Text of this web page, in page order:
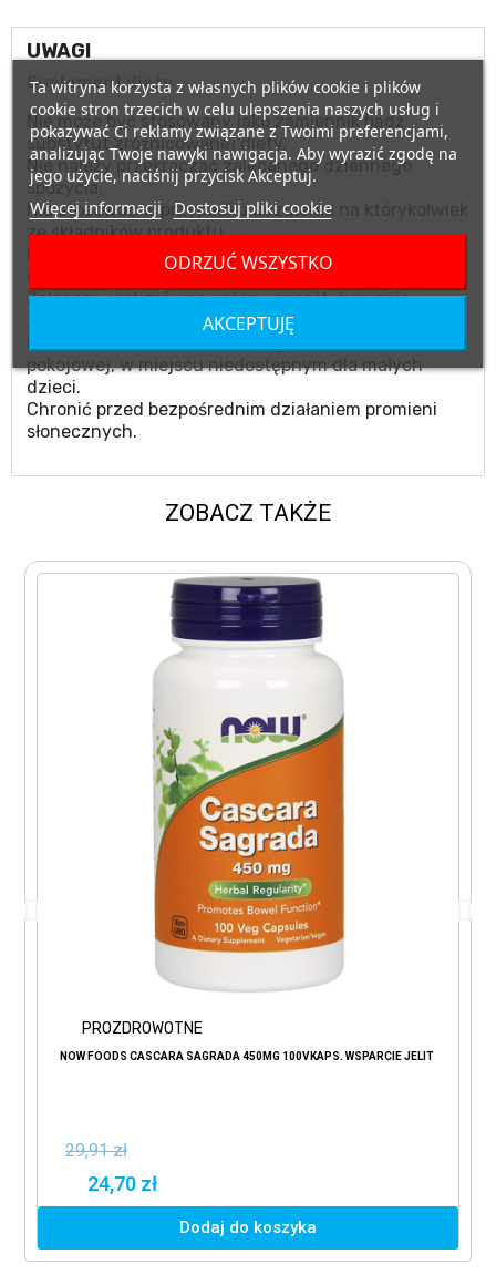
UWAGI
Suplement diety.
Nie może być stosowany jako zamiennik bądź
substytut zróżnicowanej diety.
Nie należy przekraczać zalecanego dziennego
spożycia.
Nie stosować w przypadku uczulenia na którykolwiek
ze składników produktu.
Produktu nie należy podawać matkom karmiącym
Zalecany jest zrównoważony sposób żywienia i
pokojowej, w miejscu niedostępnym dla małych
dzieci.
Chronić przed bezpośrednim działaniem promieni
słonecznych.
ZOBACZ TAKŻE
PROZDROWOTNE
NOW FOODS CASCARA SAGRADA 450MG 100VKAPS. WSPARCIE JELIT
29,91 zł
24,70 zł
Dodaj do koszyka
Ta witryna korzysta z własnych plików cookie i plików
cookie stron trzecich w celu ulepszenia naszych usług i
pokazywać Ci reklamy związane z Twoimi preferencjami,
analizując Twoje nawyki nawigacja. Aby wyrazić zgodę na
jego użycie, naciśnij przycisk Akceptuj.
Więcej informacji Dostosuj pliki cookie
ODRZUĆ WSZYSTKO
AKCEPTUJĘ